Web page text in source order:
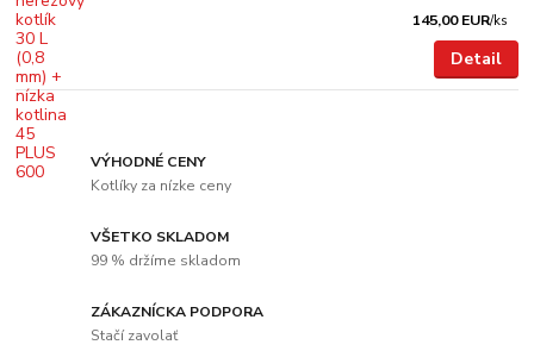
145,00 EUR/ks
Detail
VÝHODNÉ CENY
Kotlíky za nízke ceny
VŠETKO SKLADOM
99 % držíme skladom
ZÁKAZNÍCKA PODPORA
Stačí zavolať